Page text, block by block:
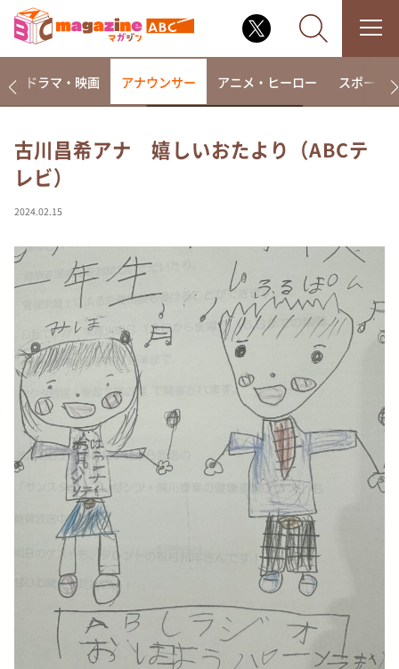
なるみ・岡村の過ぎるTV
相席食堂
～人生密着トークバラエティ！～ やすとものいたっ
て真剣です
探偵！ナイトスクープ
news おかえり
河合＆A.B.C-Z塚田×福井アナ「なんでやねん！？」
（news おかえり）
DAIGOも台所 ～きょうの献立 何にする？～
本日はダイアンなり！シーズン２
朝だ！生です旅サラダ
教えて！ニュースライブ 正義のミカタ
ＬＩＦＥ～夢のカタチ～
新婚さんいらっしゃい！
ポツンと一軒家
ザキ山小屋本館
ぺこぱのまるスポ
ドラマ・映画 アナウンサー アニメ・ヒーロー スポーツ
古川昌希アナ 嬉しいおたより（ABCテ
レビ）
2024.02.15